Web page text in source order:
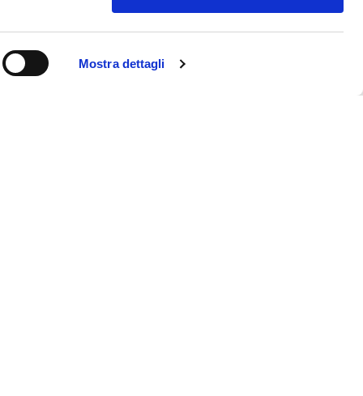
Mostra dettagli